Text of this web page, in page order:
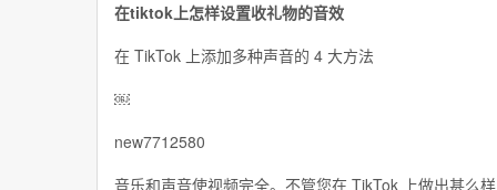
在tiktok上怎样设置收礼物的音效
在 TikTok 上添加多种声音的 4 大方法
￼
new7712580
音乐和声音使视频完全。不管您在 TikTok 上做出甚么